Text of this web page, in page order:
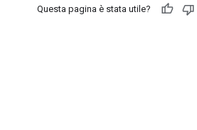
Questa pagina è stata utile?